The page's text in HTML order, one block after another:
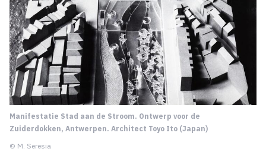
Manifestatie Stad aan de Stroom. Ontwerp voor de
Zuiderdokken, Antwerpen. Architect Toyo Ito (Japan)
© M. Seresia